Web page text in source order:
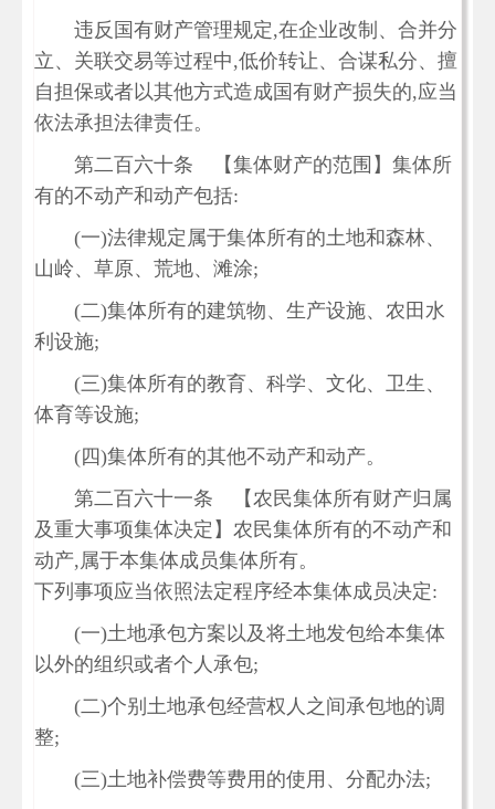
违反国有财产管理规定,在企业改制、合并分
立、关联交易等过程中,低价转让、合谋私分、擅
自担保或者以其他方式造成国有财产损失的,应当
依法承担法律责任。
第二百六十条 【集体财产的范围】集体所
有的不动产和动产包括:
(一)法律规定属于集体所有的土地和森林、
山岭、草原、荒地、滩涂;
(二)集体所有的建筑物、生产设施、农田水
利设施;
(三)集体所有的教育、科学、文化、卫生、
体育等设施;
(四)集体所有的其他不动产和动产。
第二百六十一条 【农民集体所有财产归属
及重大事项集体决定】农民集体所有的不动产和
动产,属于本集体成员集体所有。
下列事项应当依照法定程序经本集体成员决定:
(一)土地承包方案以及将土地发包给本集体
以外的组织或者个人承包;
(二)个别土地承包经营权人之间承包地的调
整;
(三)土地补偿费等费用的使用、分配办法;